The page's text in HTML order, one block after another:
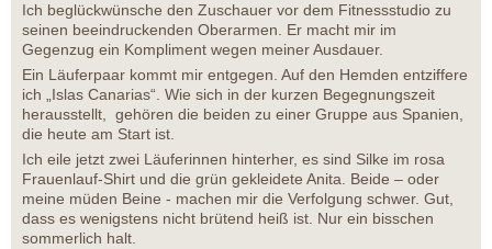
Ich beglückwünsche den Zuschauer vor dem Fitnessstudio zu
seinen beeindruckenden Oberarmen. Er macht mir im
Gegenzug ein Kompliment wegen meiner Ausdauer.
Ein Läuferpaar kommt mir entgegen. Auf den Hemden entziffere
ich „Islas Canarias“. Wie sich in der kurzen Begegnungszeit
herausstellt, gehören die beiden zu einer Gruppe aus Spanien,
die heute am Start ist.
Ich eile jetzt zwei Läuferinnen hinterher, es sind Silke im rosa
Frauenlauf-Shirt und die grün gekleidete Anita. Beide – oder
meine müden Beine - machen mir die Verfolgung schwer. Gut,
dass es wenigstens nicht brütend heiß ist. Nur ein bisschen
sommerlich halt.